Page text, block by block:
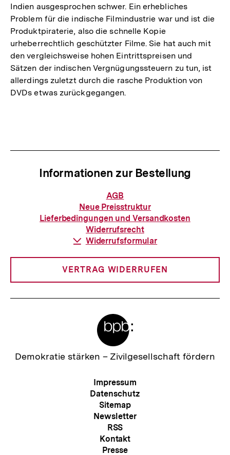
Indien ausgesprochen schwer. Ein erhebliches
Problem für die indische Filmindustrie war und ist die
Produktpiraterie, also die schnelle Kopie
urheberrechtlich geschützter Filme. Sie hat auch mit
den vergleichsweise hohen Eintrittspreisen und
Sätzen der indischen Vergnügungssteuern zu tun, ist
allerdings zuletzt durch die rasche Produktion von
DVDs etwas zurückgegangen.
Informationen zur Bestellung
Informationen
zur
Bestellung
AGB
Neue Preisstruktur
Lieferbedingungen und Versandkosten
Widerrufsrecht
Download-
Widerrufsformular
VERTRAG WIDERRUFEN
Zur
Demokratie stärken – Zivilgesellschaft fördern
Meta-
Navigation
Impressum
Datenschutz
Sitemap
Newsletter
RSS
Kontakt
Presse